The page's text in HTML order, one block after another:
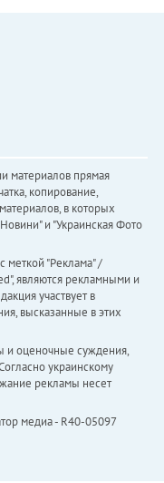
материалов прямая
копирование,
в которых
и "Украинская Фото
меткой "Реклама" /
являются рекламными и
участвует в
высказанные в этих
и оценочные суждения,
украинскому
рекламы несет
медиа - R40-05097